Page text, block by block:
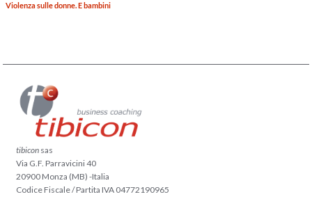
Violenza sulle donne. E bambini
tibicon sas
Via G.F. Parravicini 40
20900 Monza (MB) -Italia
Codice Fiscale / Partita IVA 04772190965